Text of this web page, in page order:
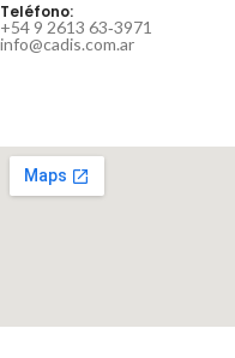
Teléfono:
‪+54 9 2613 63‑3971‬
info@cadis.com.ar